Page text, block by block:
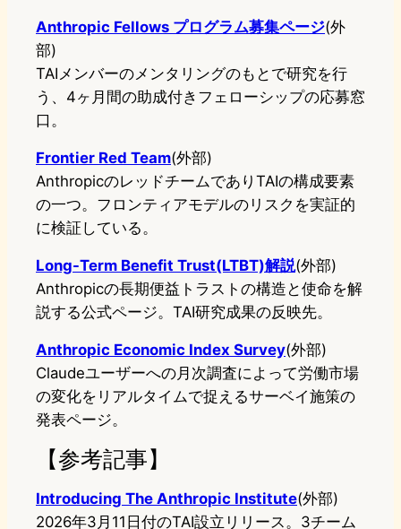
Anthropic Fellows プログラム募集ページ(外
部)
TAIメンバーのメンタリングのもとで研究を行
う、4ヶ月間の助成付きフェローシップの応募窓
口。
Frontier Red Team(外部)
AnthropicのレッドチームでありTAIの構成要素
の一つ。フロンティアモデルのリスクを実証的
に検証している。
Long-Term Benefit Trust(LTBT)解説(外部)
Anthropicの長期便益トラストの構造と使命を解
説する公式ページ。TAI研究成果の反映先。
Anthropic Economic Index Survey(外部)
Claudeユーザーへの月次調査によって労働市場
の変化をリアルタイムで捉えるサーベイ施策の
発表ページ。
【参考記事】
Introducing The Anthropic Institute(外部)
2026年3月11日付のTAI設立リリース。3チーム